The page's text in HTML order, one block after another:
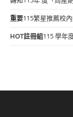
重要115繁星推薦校
HOT註冊組115 學年